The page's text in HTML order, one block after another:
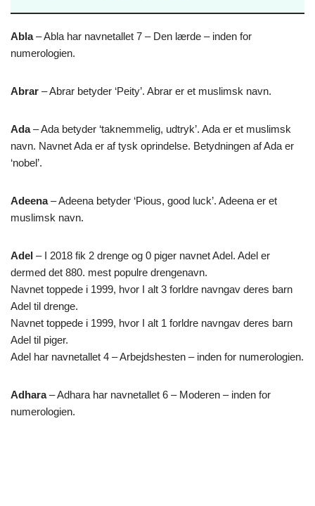
Abla– Abla har navnetallet 7 – Den lærde – inden for
numerologien.
Abrar – Abrar betyder ‘Peity’. Abrar er et muslimsk navn.
Ada– Ada betyder ‘taknemmelig, udtryk’. Ada er et muslimsk
navn. Navnet Ada er af tysk oprindelse. Betydningen af Ada er
‘nobel’.
Adeena– Adeena betyder ‘Pious, good luck’. Adeena er et
muslimsk navn.
Adel – I 2018 fik 2 drenge og 0 piger navnet Adel. Adel er
dermed det 880. mest populre drengenavn.
Navnet toppede i 1999, hvor I alt 3 forldre navngav deres barn
Adel til drenge.
Navnet toppede i 1999, hvor I alt 1 forldre navngav deres barn
Adel til piger.
Adel har navnetallet 4 – Arbejdshesten – inden for numerologien.
Adhara– Adhara har navnetallet 6 – Moderen – inden for
numerologien.